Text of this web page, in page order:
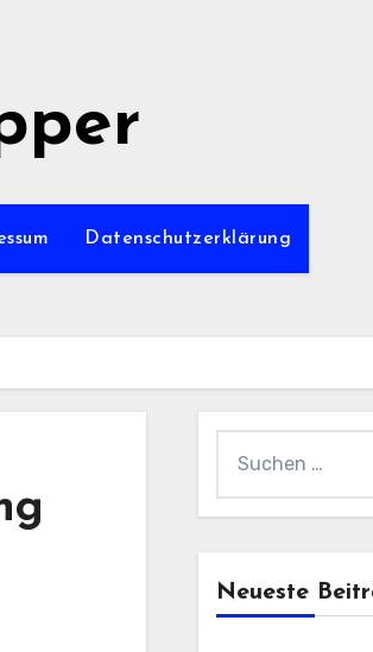
Datenschutzerklärung
nach:
Neueste